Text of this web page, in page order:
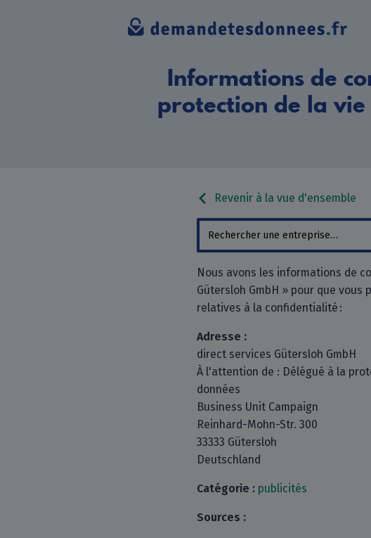
Informations de
protection de la
Revenir à la vue d'ensemble
Nous avons les informations de
Gütersloh GmbH » pour que
relatives à la confidentialité :
Adresse :
direct services Gütersloh GmbH
À l'attention de : Délégué à la
données
Business Unit Campaign
Reinhard-Mohn-Str. 300
33333 Gütersloh
Deutschland
Catégorie : publicités
Sources :